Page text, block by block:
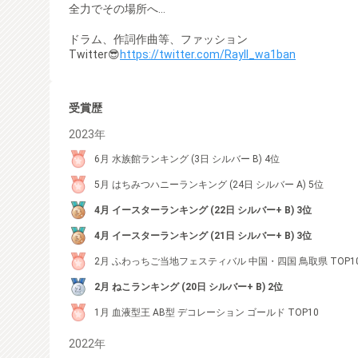
全力でその場所へ…
ドラム、作詞作曲等、ファッション
Twitter😎https://twitter.com/Rayll_wa1ban
受賞歴
2023年
6月 水族館ランキング (3日 シルバー B) 4位
5月 はちみつハニーランキング (24日 シルバー A) 5位
4月 イースターランキング (22日 シルバー+ B) 3位
4月 イースターランキング (21日 シルバー+ B) 3位
2月 ふわっちご当地フェスティバル 中国・四国 鳥取県
2月 ねこランキング (20日 シルバー+ B) 2位
1月 血液型王 AB型 デコレーション ゴールド TOP10
2022年